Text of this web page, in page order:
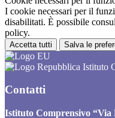
I cookie necessari per il
disabilitati. È possibile
policy.
Accetta tutti Salva le
Istituto
Contatti
Istituto Comprensivo “Via